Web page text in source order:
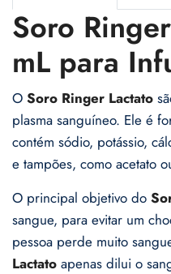
Soro
mL para
O Soro Ringer Lactato
plasma sanguíneo. Ele é
contém sódio, potássio,
e tampões, como acetato
O principal objetivo do
sangue, para evitar um
pessoa perde muito
Lactato apenas dilui o